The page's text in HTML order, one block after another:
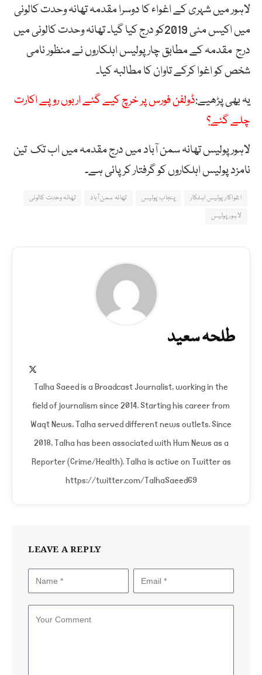
لاہور میں شہری کے اغواء کا دوسرا مقدمہ تھانہ وحدت کالونی
میں اکیس مئی 2019کو درج کیا گیا۔ تھانہ وحدت کالونی میں
درج مقدمہ کے مطابق چار پولیس اہلکاروں نے منظور نامی
شخص کو اغوا کرکے تاوان کا مطالبہ کیا۔
یہ بھی پڑھیے:ڈولفن فورس پر خرچ کیے گئے اربوں روپے اکارت
چلے گئے؟
لاہور پولیس تھانہ سمن آباد میں درج مقدمہ میں اب تک تین
نامزد پولیس اہلکاروں کو گرفتار کر پائی ہے۔
اغواکار پولیس اہلکار پنجاب پولیس تھانہ سمن آباد
تھانہ وحدت کالونی
لاہور پولیس
طلحہ سعید
Talha Saeed is a Broadcast Journalist, working in the
field of journalism since 2014. Starting his career from
Waqt News, Talha served different news outlets. Since
2018, Talha has been associated with Hum News as a
Reporter (Crime/Health). Talha is active on Twitter as
https://twitter.com/TalhaSaeed69
LEAVE A REPLY